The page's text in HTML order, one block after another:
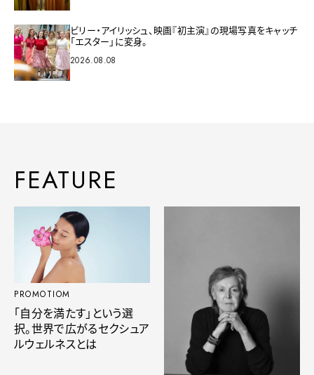
ビリー・アイリッシュ、映画『初主演』の現場写真をキャッチ
「エスター」に変身。
2026.08.08
FEATURE
PROMOTIOM
「自分を満たす」という選
択。世界で広がるセクシュア
ルウェルネスとは